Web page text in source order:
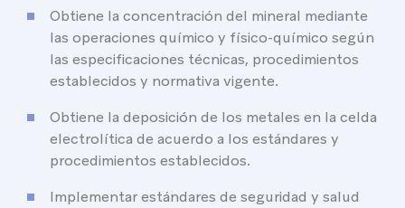
Obtiene la concentración del mineral mediante
las operaciones químico y físico-químico según
las especificaciones técnicas, procedimientos
establecidos y normativa vigente.
Obtiene la deposición de los metales en la celda
electrolítica de acuerdo a los estándares y
procedimientos establecidos.
Implementar estándares de seguridad y salud